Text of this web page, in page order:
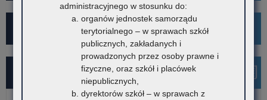
Kampania społeczna "Ustal z Babcią Hasło"
Najnowsze informacje
administracyjnego w stosunku do:
organów jednostek samorządu
terytorialnego – w sprawach szkół
publicznych, zakładanych i
prowadzonych przez osoby prawne i
fizyczne, oraz szkół i placówek
niepublicznych,
dyrektorów szkół – w sprawach z